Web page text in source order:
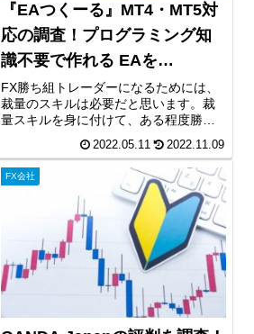
『EAつくーる』MT4・MT5対
応の調査！プログラミング知
識不要で作れる EAを
GogoJungleが開発！
FX勝ち組トレーダーになるためには、
裁量のスキルは必要だと思います。裁
量スキルを身に付けて、ある程度勝て
るようになったトレーダーは、次の段
階としてトレードの効率化を考える方
もいます。トレードの効率化には、自
動売買(EA)を利用するという方法...
2022.05.11 2022.11.09
FX会社